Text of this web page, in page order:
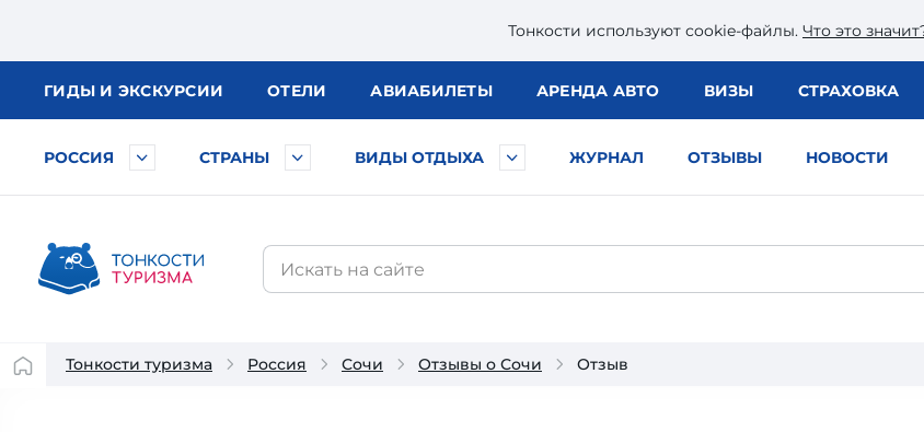
Тонкости используют сookie-файлы. Что это
ГИДЫ И ЭКСКУРСИИ ОТЕЛИ АВИАБИЛЕТЫ АРЕНДА АВТО ВИЗЫ СТРАХОВКА
РОССИЯ СТРАНЫ ВИДЫ ОТДЫХА ЖУРНАЛ ОТЗЫВЫ НОВОСТИ
Тонкости туризма Россия Сочи Отзывы о Сочи Отзыв